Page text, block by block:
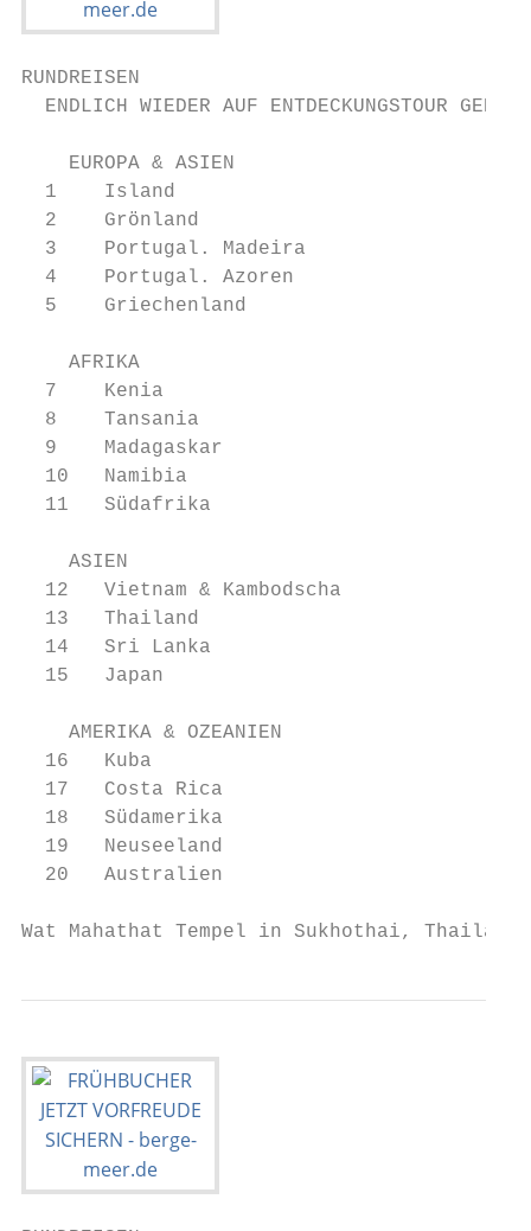
RUNDREISEN
  ENDLICH WIEDER AUF ENTDECKUNGSTOUR GEHEN.
    EUROPA & ASIEN
1    Island
2    Grönland
3    Portugal. Madeira
4    Portugal. Azoren
5    Griechenland
    AFRIKA
7    Kenia
8    Tansania
9    Madagaskar
10   Namibia
11   Südafrika
    ASIEN
12   Vietnam & Kambodscha
13   Thailand
14   Sri Lanka
15   Japan
    AMERIKA & OZEANIEN
16   Kuba
17   Costa Rica
18   Südamerika
19   Neuseeland
20   Australien
Wat Mahathat Tempel in Sukhothai, Thailand